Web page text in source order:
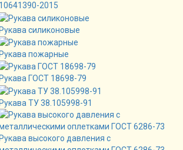
10641390-2015
Рукава силиконовые
Рукава пожарные
Рукава ГОСТ 18698-79
Рукава ТУ 38.105998-91
Рукава высокого давления с